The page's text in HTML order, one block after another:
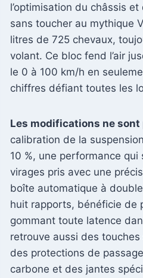
l’optimisation du châssis
sans toucher au mythique
litres de 725 chevaux,
volant. Ce bloc fend l’air
le 0 à 100 km/h en
chiffres défiant toutes les
Les modifications ne sont
calibration de la
10 %, une performance
virages pris avec une
boîte automatique à
huit rapports, bénéficie de
gommant toute latence
retrouve aussi des
des protections de
carbone et des jantes